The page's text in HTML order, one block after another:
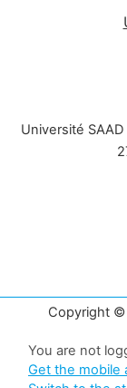
Université
Copyright ©
You are not
Get the mobile